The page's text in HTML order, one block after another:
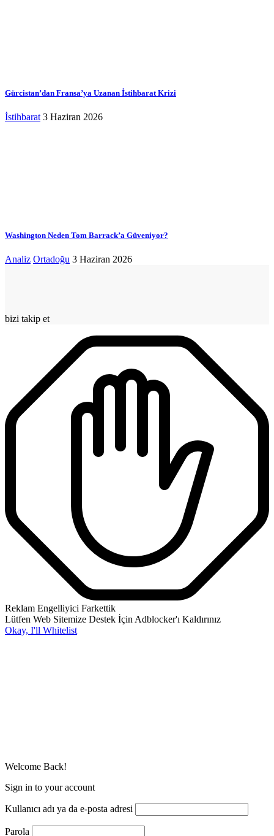
Gürcistan’dan Fransa’ya Uzanan İstihbarat Krizi
İstihbarat 3 Haziran 2026
Washington Neden Tom Barrack’a Güveniyor?
Analiz Ortadoğu 3 Haziran 2026
bizi takip et
Reklam Engelliyici Farkettik
Lütfen Web Sitemize Destek İçin Adblocker'ı Kaldırınız
Okay, I'll Whitelist
Welcome Back!
Sign in to your account
Kullanıcı adı ya da e-posta adresi
Parola